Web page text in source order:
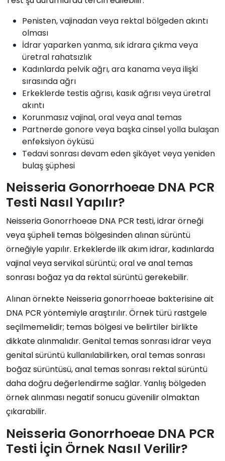
Penisten, vajinadan veya rektal bölgeden akıntı
olması
İdrar yaparken yanma, sık idrara çıkma veya
üretral rahatsızlık
Kadınlarda pelvik ağrı, ara kanama veya ilişki
sırasında ağrı
Erkeklerde testis ağrısı, kasık ağrısı veya üretral
akıntı
Korunmasız vajinal, oral veya anal temas
Partnerde gonore veya başka cinsel yolla bulaşan
enfeksiyon öyküsü
Tedavi sonrası devam eden şikâyet veya yeniden
bulaş şüphesi
Neisseria Gonorrhoeae DNA PCR
Testi Nasıl Yapılır?
Neisseria Gonorrhoeae DNA PCR testi, idrar örneği
veya şüpheli temas bölgesinden alınan sürüntü
örneğiyle yapılır. Erkeklerde ilk akım idrar, kadınlarda
vajinal veya servikal sürüntü; oral ve anal temas
sonrası boğaz ya da rektal sürüntü gerekebilir.
Alınan örnekte Neisseria gonorrhoeae bakterisine ait
DNA PCR yöntemiyle araştırılır. Örnek türü rastgele
seçilmemelidir; temas bölgesi ve belirtiler birlikte
dikkate alınmalıdır. Genital temas sonrası idrar veya
genital sürüntü kullanılabilirken, oral temas sonrası
boğaz sürüntüsü, anal temas sonrası rektal sürüntü
daha doğru değerlendirme sağlar. Yanlış bölgeden
örnek alınması negatif sonucu güvenilir olmaktan
çıkarabilir.
Neisseria Gonorrhoeae DNA PCR
Testi İçin Örnek Nasıl Verilir?